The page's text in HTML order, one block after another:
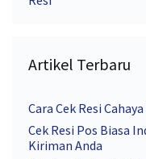
Artikel Terbaru
Cara Cek Resi
Cek Resi Pos Biasa
Kiriman Anda